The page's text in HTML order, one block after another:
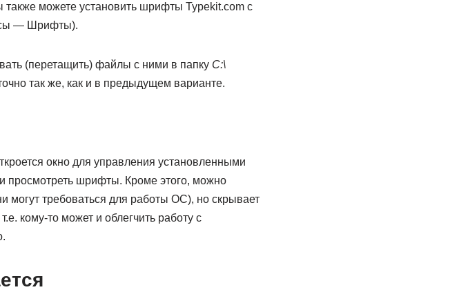
можете установить шрифты Typekit.com с
— Шрифты).
(перетащить) файлы с ними в папку C:\
так же, как и в предыдущем варианте.
окно для управления установленными
просмотреть шрифты. Кроме этого, можно
могут требоваться для работы ОС), но скрывает
кому-то может и облегчить работу с